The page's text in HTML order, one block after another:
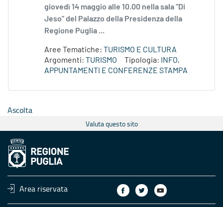
giovedì 14 maggio alle 10.00 nella sala “Di
Jeso” del Palazzo della Presidenza della
Regione Puglia ...
Aree Tematiche: TURISMO E CULTURA
Argomenti: TURISMO Tipologia:
INFO,
APPUNTAMENTI E CONFERENZE STAMPA
Ascolta
Valuta questo sito
Area riservata